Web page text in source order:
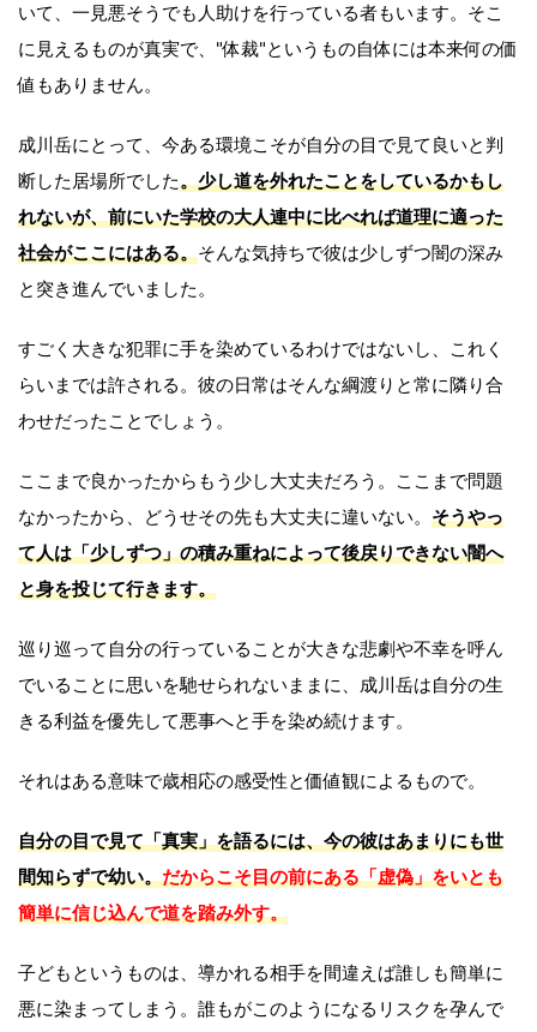
いて、一見悪そうでも人助けを行っている者もいます。そこ
に見えるものが真実で、"体裁"というもの自体には本来何の価
値もありません。
成川岳にとって、今ある環境こそが自分の目で見て良いと判
断した居場所でした。少し道を外れたことをしているかもし
れないが、前にいた学校の大人連中に比べれば道理に適った
社会がここにはある。そんな気持ちで彼は少しずつ闇の深み
と突き進んでいました。
すごく大きな犯罪に手を染めているわけではないし、これく
らいまでは許される。彼の日常はそんな綱渡りと常に隣り合
わせだったことでしょう。
ここまで良かったからもう少し大丈夫だろう。ここまで問題
なかったから、どうせその先も大丈夫に違いない。 そうやっ
て人は「少しずつ」の積み重ねによって後戻りできない闇へ
と身を投じて行きます。
巡り巡って自分の行っていることが大きな悲劇や不幸を呼ん
でいることに思いを馳せられないままに、成川岳は自分の生
きる利益を優先して悪事へと手を染め続けます。
それはある意味で歳相応の感受性と価値観によるもので。
自分の目で見て「真実」を語るには、今の彼はあまりにも世
間知らずで幼い。だからこそ目の前にある「虚偽」をいとも
簡単に信じ込んで道を踏み外す。
子どもというものは、導かれる相手を間違えば誰しも簡単に
悪に染まってしまう。誰もがこのようになるリスクを孕んで